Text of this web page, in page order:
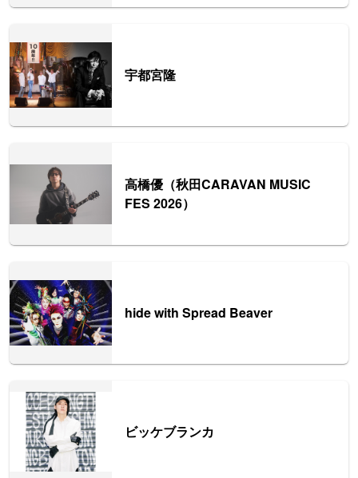
宇都宮隆
高橋優（秋田CARAVAN MUSIC
FES 2026）
hide with Spread Beaver
ビッケブランカ